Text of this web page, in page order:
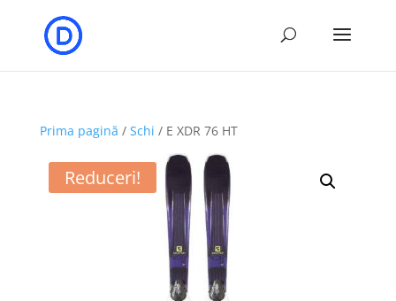
Prima pagină / Schi / E XDR 76 HT
Reduceri!